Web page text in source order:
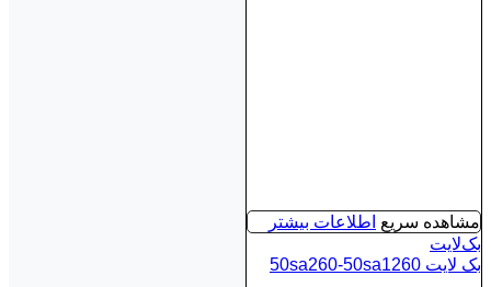
مشاهده سریع اطلاعات بیشتر
بک‌لایت
بک لايت 50sa260-50sa1260